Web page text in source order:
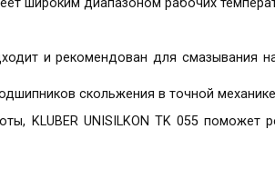
широким диапазоном рабочих
и рекомендован для смазывания
скольжения в точной
KLUBER UNISILKON TK 055 поможет